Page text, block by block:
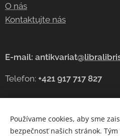
O nás
Kontaktujte nás
E-mail: antikvariat@
Telefon: +421 917 717 827
Používame cookies, aby sme
bezpečnosť našich stránok.